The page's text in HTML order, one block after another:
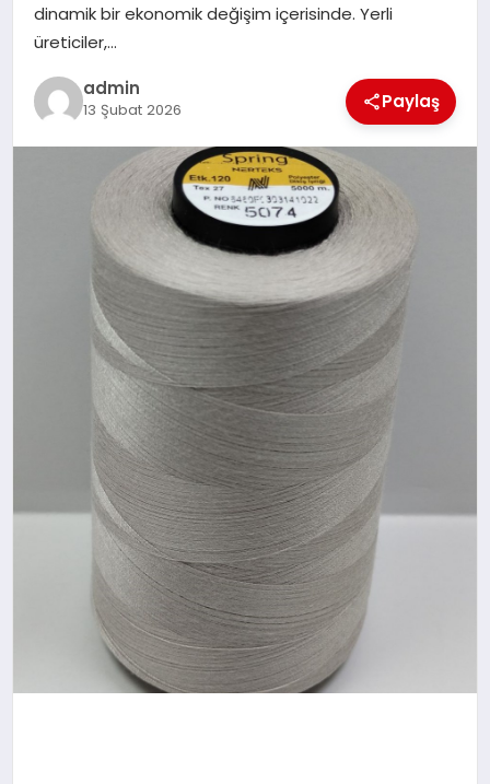
YAŞAM
dinamik bir ekonomik değişim içerisinde. Yerli
üreticiler,…
admin
13 Şubat 2026 Paylaş